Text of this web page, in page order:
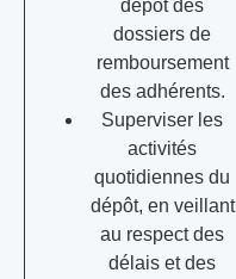
dépôt des
dossiers de
remboursement
des adhérents.
Superviser les
activités
quotidiennes du
dépôt, en veillant
au respect des
délais et des